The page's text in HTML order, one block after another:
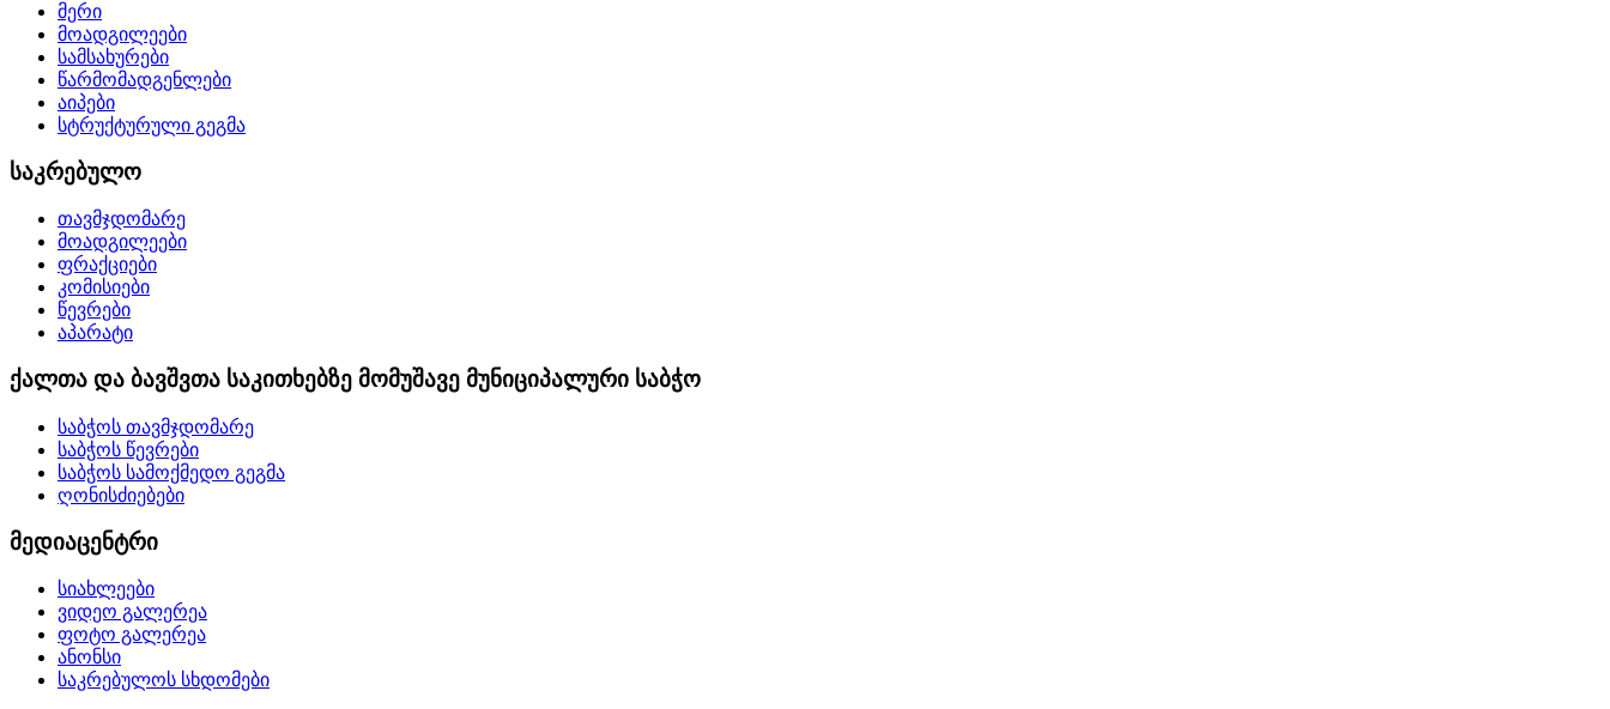
მერი
მოადგილეები
სამსახურები
წარმომადგენლები
აიპები
სტრუქტურული გეგმა
საკრებულო
თავმჯდომარე
მოადგილეები
ფრაქციები
კომისიები
წევრები
აპარატი
ქალთა და ბავშვთა საკითხებზე მომუშავე მუნიციპალური საბჭო
საბჭოს თავმჯდომარე
საბჭოს წევრები
საბჭოს სამოქმედო გეგმა
ღონისძიებები
მედიაცენტრი
სიახლეები
ვიდეო გალერეა
ფოტო გალერეა
ანონსი
საკრებულოს სხდომები